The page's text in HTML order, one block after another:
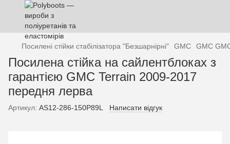
Посилені стійки стабілізатора "Безшарнірні" GMC GMC
Посилена стійка на сайлентблоках з
гарантією GMC Terrain 2009-2017
передня лерва
Артикул: AS12-286-150P89L Написати відгук